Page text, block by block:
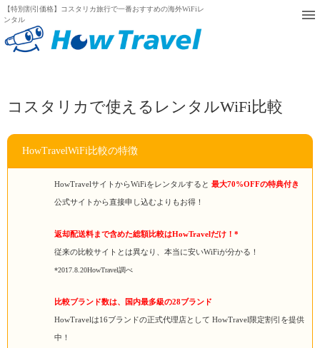
【特別割引価格】コスタリカ旅行で一番おすすめの海外WiFiレ
ンタル
コスタリカで使えるレンタルWiFi比較
HowTravelWiFi比較の特徴
HowTravelサイトからWiFiをレンタルすると 最大70%OFFの特典付き
公式サイトから直接申し込むよりもお得！
返却配送料まで含めた総額比較はHowTravelだけ！*
従来の比較サイトとは異なり、本当に安いWiFiが分かる！
*2017.8.20HowTravel調べ
比較ブランド数は、国内最多級の28ブランド
HowTravelは16ブランドの正式代理店として HowTravel限定割引を提供
中！